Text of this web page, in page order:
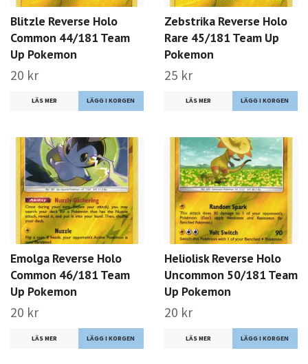
Blitzle Reverse Holo
Common 44/181 Team
Up Pokemon
20 kr
LÄS MER
Zebstrika Reverse Holo
Rare 45/181 Team Up
Pokemon
25 kr
LÄS MER
Emolga Reverse Holo
Common 46/181 Team
Up Pokemon
20 kr
LÄS MER
Heliolisk Reverse Holo
Uncommon 50/181 Team
Up Pokemon
20 kr
LÄS MER